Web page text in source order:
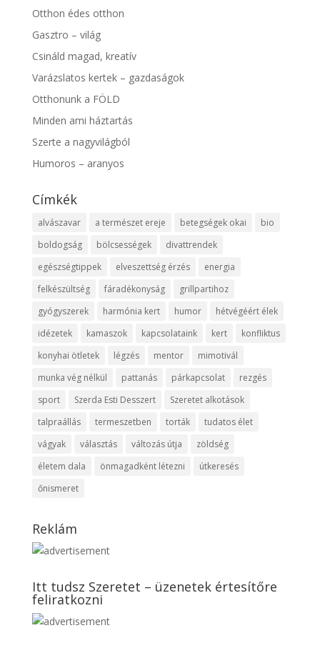
Otthon édes otthon
Gasztro – világ
Csináld magad, kreatív
Varázslatos kertek – gazdaságok
Otthonunk a FÖLD
Minden ami háztartás
Szerte a nagyvilágból
Humoros – aranyos
Címkék
alvászavar a természet ereje betegségek okai
bio
boldogság
bölcsességek
divattrendek
egészségtippek
elveszettség érzés
energia
felkészültség
fáradékonyság
grillpartihoz
gyógyszerek
harmónia kert humor
hétvégéért élek
idézetek
kamaszok kapcsolataink kert
konfliktus
konyhai ötletek
légzés mentor
mimotivál
munka vég nélkül
pattanás párkapcsolat
rezgés
sport
Szerda Esti Desszert
Szeretet alkotások
talpraállás
termeszetben torták
tudatos élet
vágyak
választás változás útja
zöldség
életem dala
önmagadként létezni
útkeresés
őnismeret
Reklám
Itt tudsz Szeretet – üzenetek értesítőre
feliratkozni